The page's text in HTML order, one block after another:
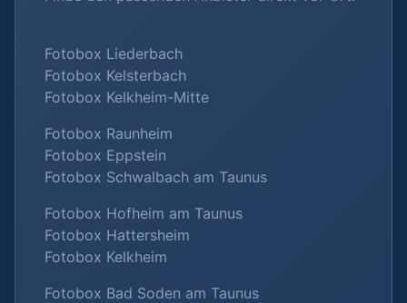
Fotobox Liederbach
Fotobox Kelsterbach
Fotobox Kelkheim-Mitte
Fotobox Raunheim
Fotobox Eppstein
Fotobox Schwalbach am Taunus
Fotobox Hofheim am Taunus
Fotobox Hattersheim
Fotobox Kelkheim
Fotobox Bad Soden am Taunus